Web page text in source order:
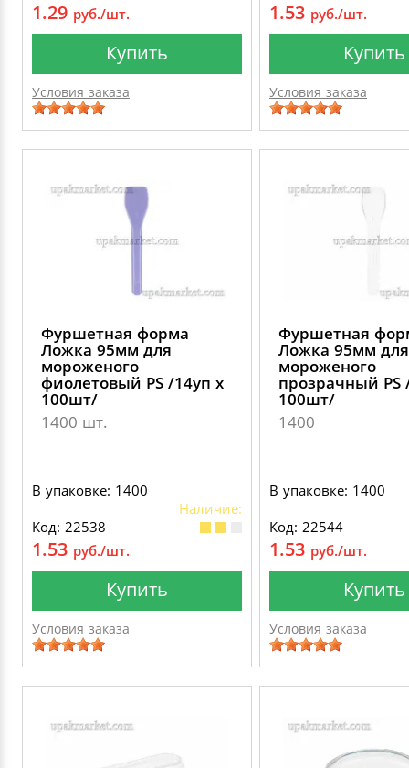
1.29 руб./шт.
Купить
Условия заказа
1.53 руб./шт.
Купить
Условия заказа
Фуршетная форма
Ложка 95мм для
мороженого
фиолетовый PS /14уп х
100шт/
1400 шт.
В упаковке: 1400
Наличие:
Код: 22538
1.53 руб./шт.
Купить
Условия заказа
Фуршетная
Ложка 95мм для
мороженого
прозрачный PS
100шт/
1400
В упаковке: 1400
Код: 22544
1.53 руб./шт.
Купить
Условия заказа